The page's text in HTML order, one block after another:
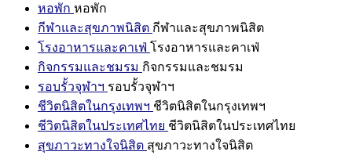
หอพัก หอพัก
กีฬาและสุขภาพนิสิต กีฬาและสุขภาพนิสิต
โรงอาหารและคาเฟ่ โรงอาหารและคาเฟ่
กิจกรรมและชมรม กิจกรรมและชมรม
รอบรั้วจุฬาฯ รอบรั้วจุฬาฯ
ชีวิตนิสิตในกรุงเทพฯ ชีวิตนิสิตในกรุงเทพฯ
ชีวิตนิสิตในประเทศไทย ชีวิตนิสิตในประเทศไทย
สุขภาวะทางใจนิสิต สุขภาวะทางใจนิสิต